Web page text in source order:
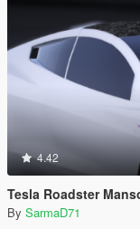
4.42
Tesla Roadster
By SarmaD71